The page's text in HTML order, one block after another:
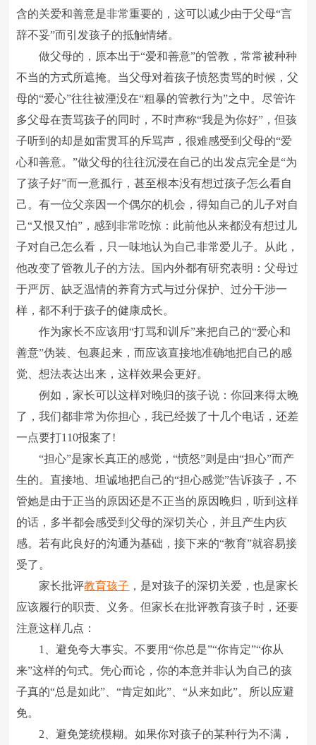
含的关爱和善意是非常重要的，这可以减少由于父母“言
辞不妥”而引发孩子的抵触情绪。
做父母的，原本出于“爱和善意”的管教，常常被种种
不当的方式所遮掩。当父母对着孩子愤怒责骂的时候，父
母的“爱心”往往被湮没在“粗暴的管教行为”之中。尽管许
多父母在责骂孩子的同时，不时声称“我是为你好”，但孩
子听到的却是如雷贯耳的斥骂声，很难感受到父母的“爱
心和善意。”做父母的往往沉浸在自己的出发点完全是“为
了孩子好”而一意孤行，甚至根本没有想过孩子怎么看自
己。有一位父亲因一个偶尔的机会，得知自己的儿子对自
己“又恨又怕”，感到非常吃惊：此前他从来都没有想过儿
子对自己怎么看，只一味地认为自己非常爱儿子。从此，
他改变了管教儿子的方法。国内外都有研究表明：父母过
于严厉、缺乏温情的养育方式与过分保护、过分干涉一
样，都不利于孩子的健康成长。
作为家长不应该用“打骂和训斥”来把自己的“爱心和
善意”伪装、包裹起来，而应该直接地准确地把自己的感
觉、想法表达出来，这样效果会更好。
例如，家长可以这样对晚归的孩子说：你回来得太晚
了，我们都非常为你担心，我已经拨了十几个电话，还差
一点要打110报案了!
“担心”是家长真正的感觉，“愤怒”则是由“担心”而产
生的。直接地、坦诚地把自己的“担心感觉”告诉孩子，不
管她是由于正当的原因还是不正当的原因晚归，听到这样
的话，多半都会感受到父母的深切关心，并且产生内疚
感。若有此良好的沟通为基础，接下来的“教育”就容易接
受了。
家长批评教育孩子 ，是对孩子的深切关爱，也是家长
应该履行的职责、义务。但家长在批评教育孩子时，还要
注意这样几点：
1、避免夸大事实。不要用“你总是”“你肯定”“你从
来”这样的句式。凭心而论，你的本意并非认为自己的孩
子真的“总是如此”、“肯定如此”、“从来如此”。所以应避
免。
2、避免笼统模糊。如果你对孩子的某种行为不满，